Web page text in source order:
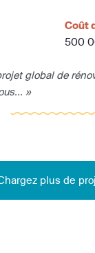
Coût
500
global de
»
plus de